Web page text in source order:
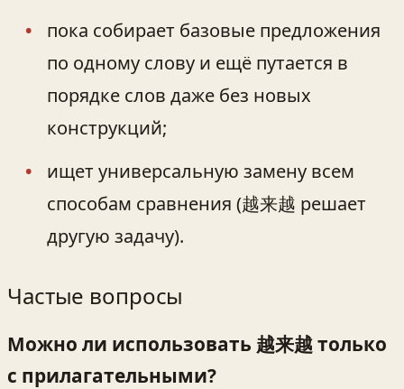
пока собирает базовые предложения
по одному слову и ещё путается в
порядке слов даже без новых
конструкций;
ищет универсальную замену всем
способам сравнения (越来越 решает
другую задачу).
Частые вопросы
Можно ли использовать 越来越 только
с прилагательными?